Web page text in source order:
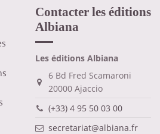
Contacter les éditions
Albiana
Les éditions Albiana
6 Bd Fred Scamaroni
20000 Ajaccio
(+33) 4 95 50 03 00
secretariat@albiana.fr